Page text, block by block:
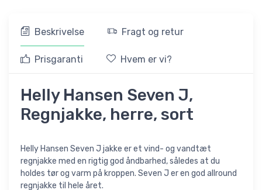
Beskrivelse Fragt og retur
Prisgaranti Hvem er vi?
Helly Hansen Seven J,
Regnjakke, herre, sort
Helly Hansen Seven J jakke er et vind- og vandtæt
regnjakke med en rigtig god åndbarhed, således at du
holdes tør og varm på kroppen. Seven J er en god allround
regnjakke til hele året.